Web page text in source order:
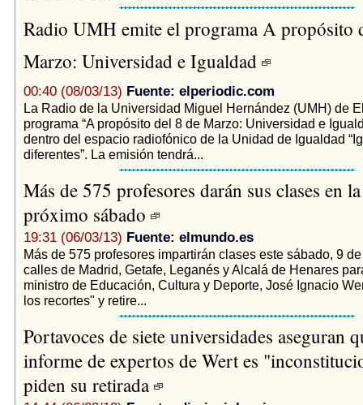
Radio UMH emite el programa A propósito
Marzo: Universidad e Igualdad
00:40 (08/03/13) Fuente: elperiodic.com
La Radio de la Universidad Miguel Hernández (UMH) de
programa “A propósito del 8 de Marzo: Universidad e
dentro del espacio radiofónico de la Unidad de Igualdad
diferentes”. La emisión tendrá...
Más de 575 profesores darán sus clases en
próximo sábado
19:31 (06/03/13) Fuente: elmundo.es
Más de 575 profesores impartirán clases este sábado, 9
calles de Madrid, Getafe, Leganés y Alcalá de Henares
ministro de Educación, Cultura y Deporte, José Ignacio
los recortes" y retire...
Portavoces de siete universidades aseguran
informe de expertos de Wert es
piden su retirada